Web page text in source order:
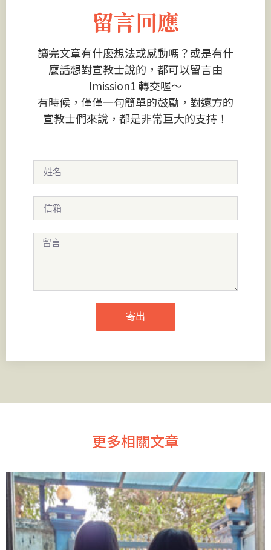
留言回應
讀完文章有什麼想法或感動嗎？或是有什
麼話想對宣教士說的，都可以留言由
Imission1 轉交喔～
有時候，僅僅一句簡單的鼓勵，對遠方的
宣教士們來說，都是非常巨大的支持！
寄出
更多相關文章